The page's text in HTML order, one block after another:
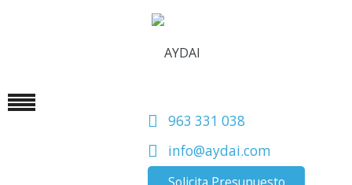
963 331 038
info@aydai.com